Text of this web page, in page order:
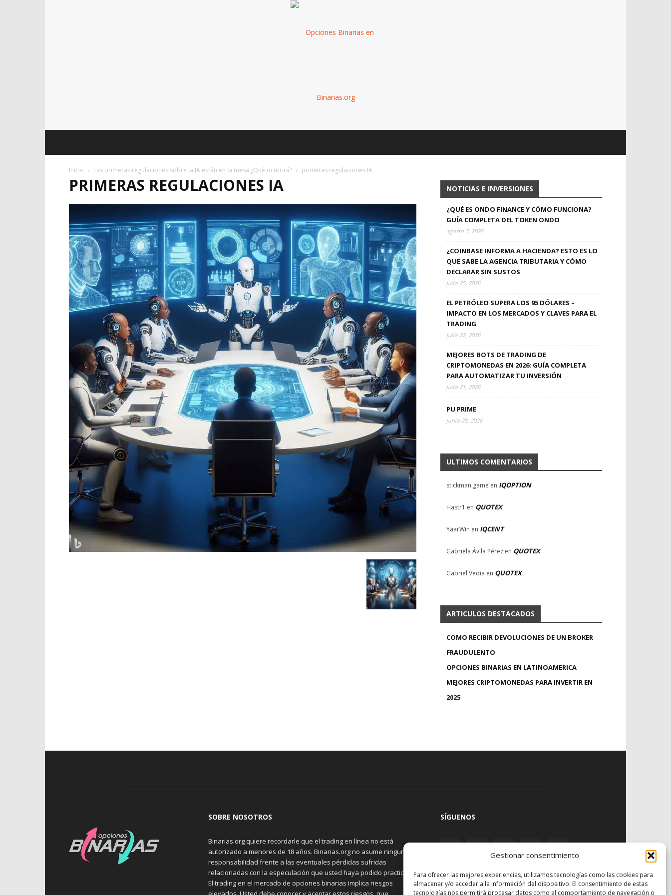
Gestionar consentimiento
Para ofrecer las mejores experiencias, utilizamos tecnologías como las cookies para
almacenar y/o acceder a la información del dispositivo. El consentimiento de estas
tecnologías nos permitirá procesar datos como el comportamiento de navegación o
Inicio Las primeras regulaciones sobre la IA están en la mesa ¿Qué ocurrirá? primeras regulaciones IA
PRIMERAS REGULACIONES IA NOTICIAS E INVERSIONES
¿QUÉ ES ONDO FINANCE Y CÓMO FUNCIONA?
GUÍA COMPLETA DEL TOKEN ONDO
agosto 5, 2026
¿COINBASE INFORMA A HACIENDA? ESTO ES LO
QUE SABE LA AGENCIA TRIBUTARIA Y CÓMO
DECLARAR SIN SUSTOS
julio 25, 2026
EL PETRÓLEO SUPERA LOS 95 DÓLARES –
IMPACTO EN LOS MERCADOS Y CLAVES PARA EL
TRADING
julio 22, 2026
MEJORES BOTS DE TRADING DE
CRIPTOMONEDAS EN 2026: GUÍA COMPLETA
PARA AUTOMATIZAR TU INVERSIÓN
julio 21, 2026
PU PRIME
junio 28, 2026
ULTIMOS COMENTARIOS
stickman game en IQOPTION
Hastr1 en QUOTEX
YaarWin en IQCENT
Gabriela Ávila Pérez en QUOTEX
Gabriel Vedia en QUOTEX
ARTICULOS DESTACADOS
COMO RECIBIR DEVOLUCIONES DE UN BROKER
FRAUDULENTO
OPCIONES BINARIAS EN LATINOAMERICA
MEJORES CRIPTOMONEDAS PARA INVERTIR EN
2025
SOBRE NOSOTROS
Binarias.org quiere recordarle que el trading en línea no está
autorizado a menores de 18 años. Binarias.org no asume ninguna
responsabilidad frente a las eventuales pérdidas sufridas
relacionadas con la especulación que usted haya podido practicar.
El trading en el mercado de opciones binarias implica riesgos
SÍGUENOS